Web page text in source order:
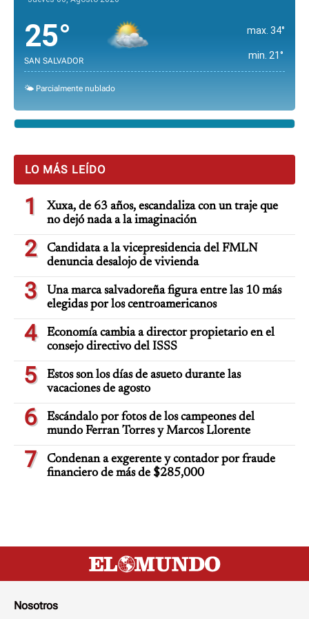
25°
SAN SALVADOR
max. 34°
min. 21°
🌤️ Parcialmente nublado
LO MÁS LEÍDO
1
Xuxa, de 63 años, escandaliza con un traje que
no dejó nada a la imaginación
2
Candidata a la vicepresidencia del FMLN
denuncia desalojo de vivienda
3
Una marca salvadoreña figura entre las 10 más
elegidas por los centroamericanos
4
Economía cambia a director propietario en el
consejo directivo del ISSS
5
Estos son los días de asueto durante las
vacaciones de agosto
6
Escándalo por fotos de los campeones del
mundo Ferran Torres y Marcos Llorente
7
Condenan a exgerente y contador por fraude
financiero de más de $285,000
Nosotros